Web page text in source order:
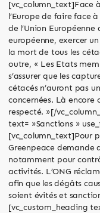
[vc_column_text]Face
l’Europe de faire face
de l’Union
européenne, exercer
la mort de tous les
outre, « Les Etats
s’assurer que les
cétacés n’auront pas
concernées. Là encore
respecté. »[/
text= »Sanctions »
[vc_column_text]Pour
Greenpeace demande
notamment pour
activités. L’ONG
afin que les dégâts
soient évités et
[vc_custom_heading